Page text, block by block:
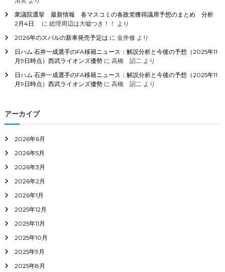
衆議院選挙 最新情報 各マスコミの各政党獲得議席予想のまとめ 分析
2月4日
に 総理周辺は大嘘つき！！ より
2026年のスバルの新車発売予定は に 金井修より
日ハム 石井一成選手のFA移籍ニュース：解説分析と今後の予想（2025年11
月9日時点）西武ライオンズ優勢に 高橋 詔二より
日ハム 石井一成選手のFA移籍ニュース：解説分析と今後の予想（2025年11
月9日時点）西武ライオンズ優勢に 高橋 詔二より
アーカイブ
2026年6月
2026年5月
2026年3月
2026年2月
2026年1月
2025年12月
2025年11月
2025年10月
2025年9月
2025年8月